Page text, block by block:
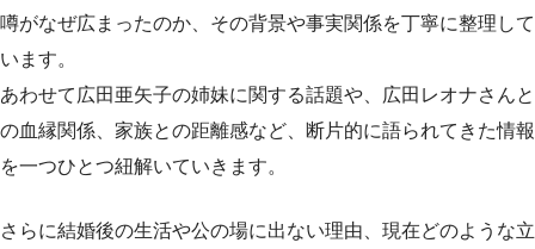
噂がなぜ広まったのか、その背景や事実関係を丁寧に整理して
います。
あわせて広田亜矢子の姉妹に関する話題や、広田レオナさんと
の血縁関係、家族との距離感など、断片的に語られてきた情報
を一つひとつ紐解いていきます。
さらに結婚後の生活や公の場に出ない理由、現在どのような立